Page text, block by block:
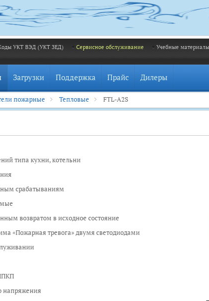
УКТ ВЭД (УКТ ЗЕД) Сервисное обслуживание Учебные материалы
Загрузки Поддержка Прайс Дилеры
пожарные Тепловые FTL-A2S
типа кухни, котельни
срабатываниям
возвратом в исходное состояние
«Пожарная тревога» двумя светодиодами
напряжения